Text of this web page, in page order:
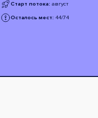
Старт потока: август
Осталось мест: 44/74